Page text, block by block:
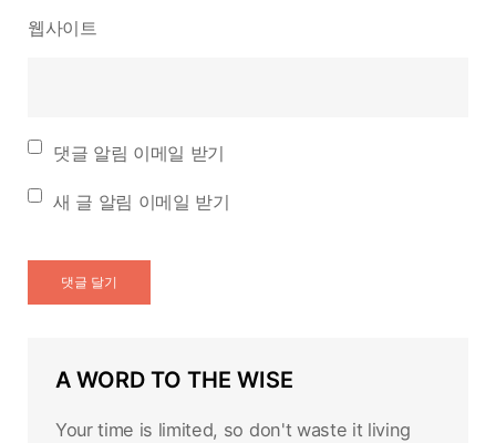
웹사이트
댓글 알림 이메일 받기
새 글 알림 이메일 받기
A WORD TO THE WISE
Your time is limited, so don't waste it living